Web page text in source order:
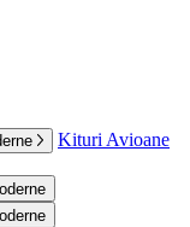
Kituri Avioane